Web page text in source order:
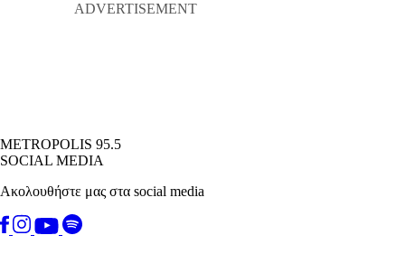
METROPOLIS 95.5
SOCIAL MEDIA
Ακολουθήστε μας στα social media